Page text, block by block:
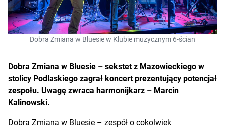
Dobra Zmiana w Bluesie w Klubie muzycznym 6-ścian
Dobra Zmiana w Bluesie – sekstet z Mazowieckiego w
stolicy Podlaskiego zagrał koncert prezentujący potencjał
zespołu. Uwagę zwraca harmonijkarz – Marcin
Kalinowski.
Dobra Zmiana w Bluesie – zespół o cokolwiek